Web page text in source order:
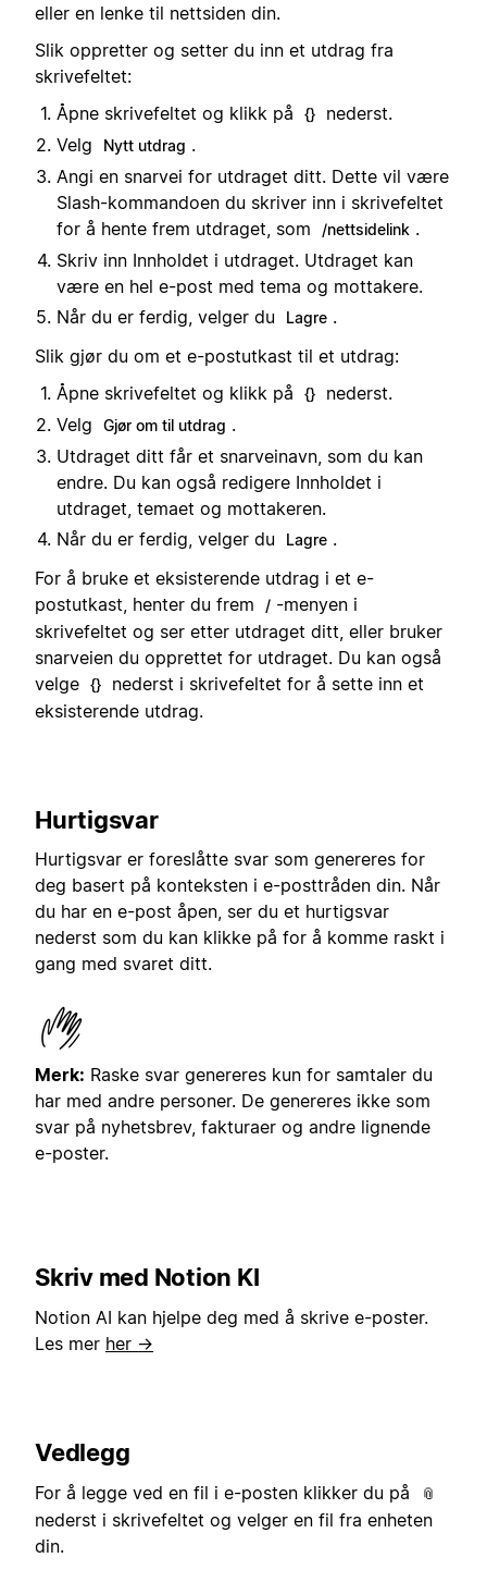
eller en lenke til nettsiden din.
Slik oppretter og setter du inn et utdrag fra
skrivefeltet:
Åpne skrivefeltet og klikk på
{}
nederst.
Velg
Nytt utdrag .
Angi en snarvei for utdraget ditt. Dette vil være
Slash-kommandoen du skriver inn i skrivefeltet
for å hente frem utdraget, som
/nettsidelink .
Skriv inn Innholdet i utdraget. Utdraget kan
være en hel e-post med tema og mottakere.
Når du er ferdig, velger du
Lagre .
Slik gjør du om et e-postutkast til et utdrag:
Åpne skrivefeltet og klikk på
{}
nederst.
Velg
Gjør om til utdrag .
Utdraget ditt får et snarveinavn, som du kan
endre. Du kan også redigere Innholdet i
utdraget, temaet og mottakeren.
Når du er ferdig, velger du
Lagre .
For å bruke et eksisterende utdrag i et e-
postutkast, henter du frem
/ -menyen i
skrivefeltet og ser etter utdraget ditt, eller bruker
snarveien du opprettet for utdraget. Du kan også
velge {}
nederst i skrivefeltet for å sette inn et
eksisterende utdrag.
Hurtigsvar
Hurtigsvar er foreslåtte svar som genereres for
deg basert på konteksten i e-posttråden din. Når
du har en e-post åpen, ser du et hurtigsvar
nederst som du kan klikke på for å komme raskt i
gang med svaret ditt.
Merk: Raske svar genereres kun for samtaler du
har med andre personer. De genereres ikke som
svar på nyhetsbrev, fakturaer og andre lignende
e-poster.
Skriv med Notion KI
Notion AI kan hjelpe deg med å skrive e-poster.
Les mer her →
Vedlegg
For å legge ved en fil i e-posten klikker du på 📎
nederst i skrivefeltet og velger en fil fra enheten
din.